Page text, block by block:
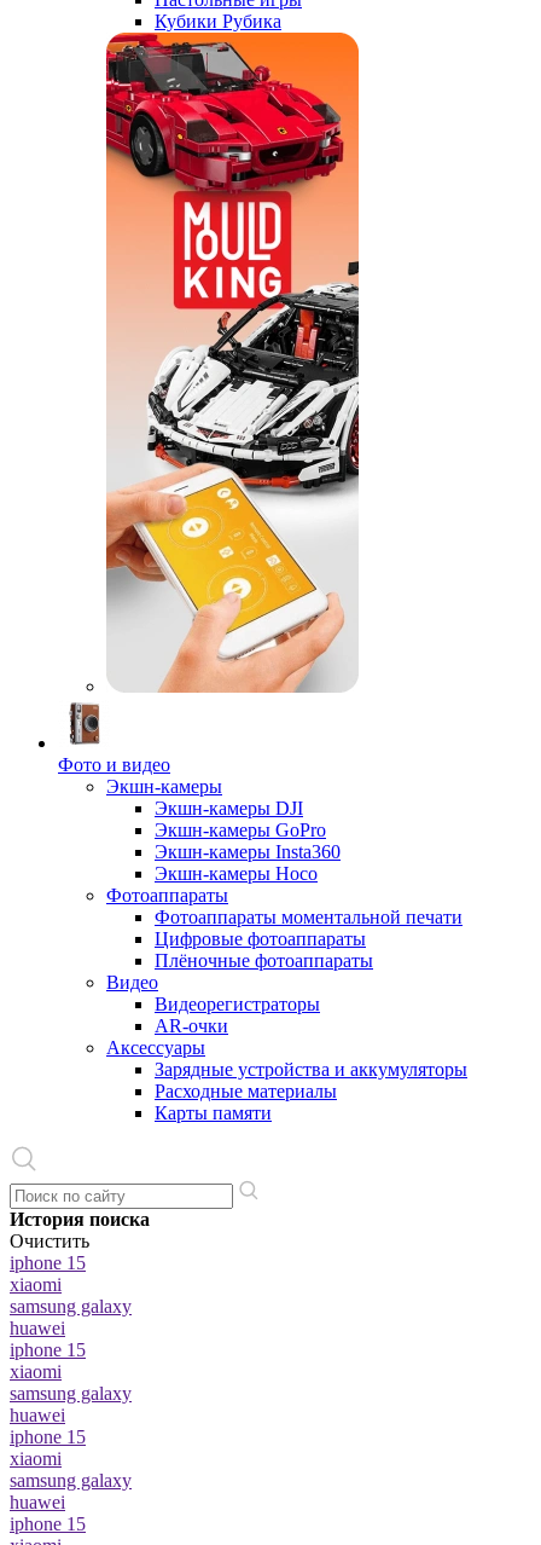
Кубики Рубика
Фото и видео
Экшн-камеры
Экшн-камеры DJI
Экшн-камеры GoPro
Экшн-камеры Insta360
Экшн-камеры Hoco
Фотоаппараты
Фотоаппараты моментальной печати
Цифровые фотоаппараты
Плёночные фотоаппараты
Видео
Видеорегистраторы
AR-очки
Аксессуары
Зарядные устройства и аккумуляторы
Расходные материалы
Карты памяти
История поиска
Очистить
iphone 15
xiaomi
samsung galaxy
huawei
iphone 15
xiaomi
samsung galaxy
huawei
iphone 15
xiaomi
samsung galaxy
huawei
iphone 15